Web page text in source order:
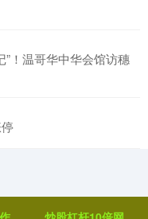
”！温哥华中华会馆访穗